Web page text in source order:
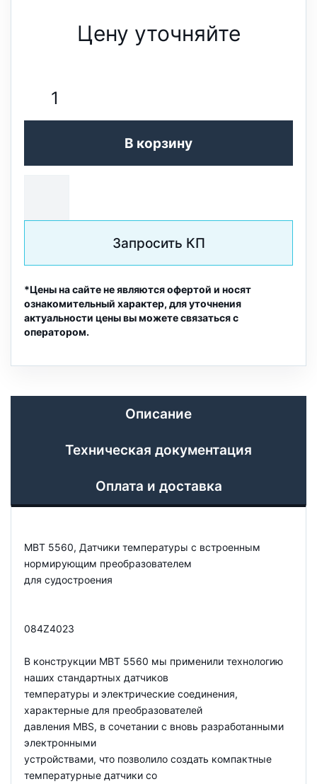
Цену уточняйте
В корзину
Запросить КП
*Цены на сайте не являются офертой и носят
ознакомительный характер, для уточнения
актуальности цены вы можете связаться с
оператором.
Описание
Техническая документация
Оплата и доставка
MBT 5560, Датчики температуры с встроенным
нормирующим преобразователем
для судостроения
084Z4023
В конструкции MBT 5560 мы применили технологию
наших стандартных датчиков
температуры и электрические соединения,
характерные для преобразователей
давления MBS, в сочетании с вновь разработанными
электронными
устройствами, что позволило создать компактные
температурные датчики со